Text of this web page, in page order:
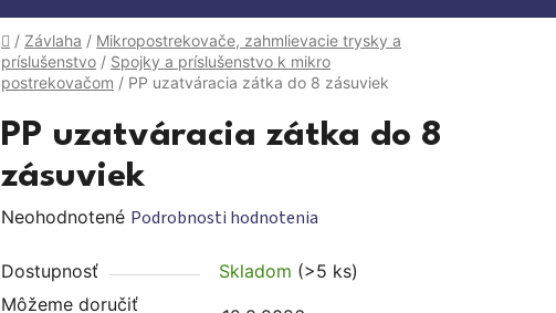
Domov
/ Závlaha / Mikropostrekovače, zahmlievacie trysky a
príslušenstvo / Spojky a príslušenstvo k mikro
postrekovačom / PP uzatváracia zátka do 8 zásuviek
PP uzatváracia zátka do 8
zásuviek
Priemerné
produktu
je
Neohodnotené Podrobnosti hodnotenia
Dostupnosť Skladom (>5 ks)
Môžeme doručiť